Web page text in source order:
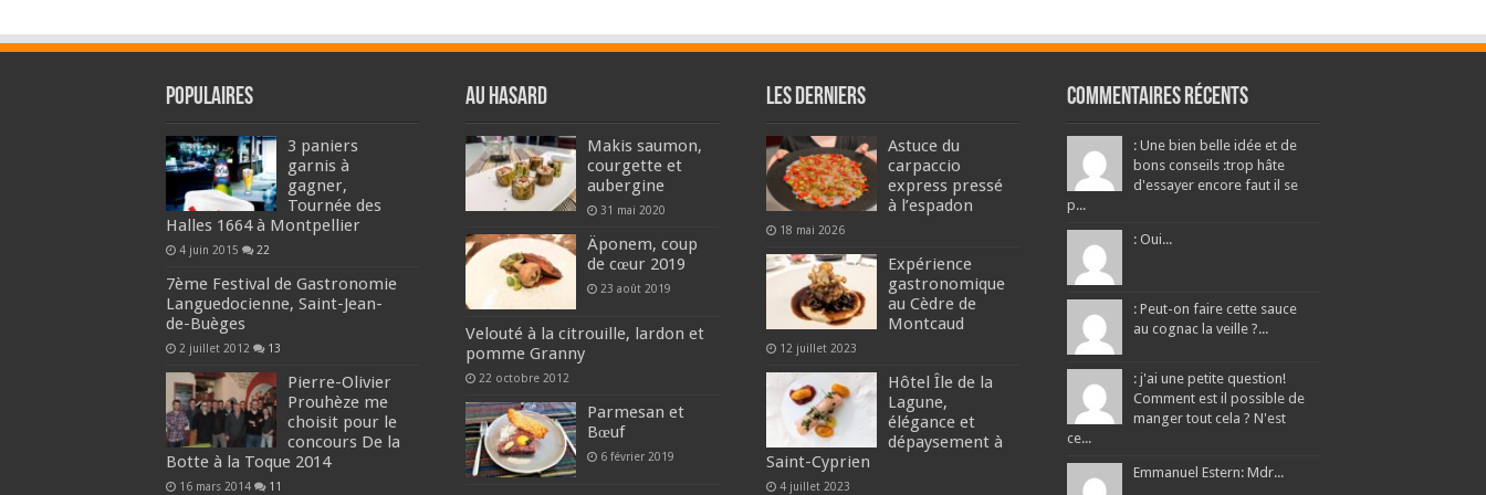
Populaires
3 paniers
garnis à
gagner,
Tournée des
Halles 1664 à Montpellier
4 juin 2015 22
7ème Festival de Gastronomie
Languedocienne, Saint-Jean-
de-Buèges
2 juillet 2012 13
Pierre-Olivier
Prouhèze me
choisit pour le
concours De la
Botte à la Toque 2014
16 mars 2014 11
Au hasard
Makis saumon,
courgette et
aubergine
31 mai 2020
Äponem, coup
de cœur 2019
23 août 2019
Velouté à la citrouille, lardon et
pomme Granny
22 octobre 2012
Parmesan et
Bœuf
6 février 2019
Les derniers
Astuce du
carpaccio
express pressé
à l’espadon
18 mai 2026
Expérience
gastronomique
au Cèdre de
Montcaud
12 juillet 2023
Hôtel Île de la
Lagune,
élégance et
dépaysement à
Saint-Cyprien
4 juillet 2023
Commentaires récents
: Une bien belle idée et de
bons conseils :trop hâte
d'essayer encore faut il se
p...
: Oui...
: Peut-on faire cette sauce
au cognac la veille ?...
: j'ai une petite question!
Comment est il possible de
manger tout cela ? N'est
ce...
Emmanuel Estern: Mdr...